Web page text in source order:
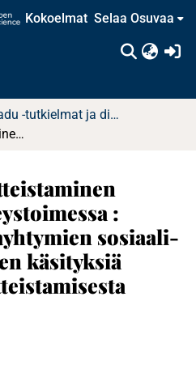
Kokoelmat Selaa Osuvaa
Pro gradu -tutkielmat ja diplomityöt
Palveluiden tuotteistaminen sosiaali- ja terveystoimessa : kuntien ja kuntayhtymien sosiaali- ja terveysjohtajien käsityksiä palveluiden tuotteistamisesta
:
sosiaali-
käsityksiä